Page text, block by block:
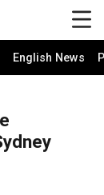
English News